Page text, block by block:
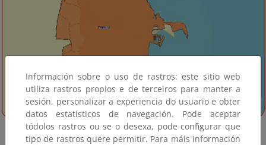
Información sobre o uso de rastros: este sitio web
utiliza rastros propios e de terceiros para manter a
sesión, personalizar a experiencia do usuario e obter
datos estatísticos de navegación. Pode aceptar
tódolos rastros ou se o desexa, pode configurar que
tipo de rastros quere permitir. Para máis información